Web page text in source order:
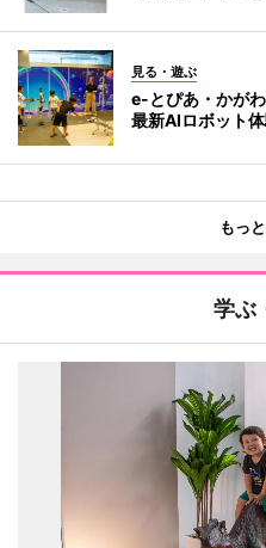
見る・遊ぶ
e-とぴあ・かが
最新AIロボット
もっ
学ぶ